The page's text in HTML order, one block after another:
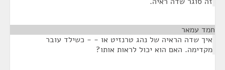
חמד עמאר
איך שדה הראיה של נהג טרנזיט או - - כשילד עובר
מקדימה. האם הוא יכול לראות אותו?